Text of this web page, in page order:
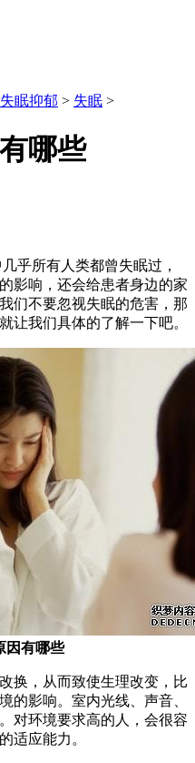
失眠抑郁 > 失眠 >
哪些
乎所有人类都曾失眠过，
影响，还会给患者身边的家
们不要忽视失眠的危害，那
让我们具体的了解一下吧。
因有哪些
换，从而致使生理改变，比
的影响。室内光线、声音、
对环境要求高的人，会很容
适应能力。